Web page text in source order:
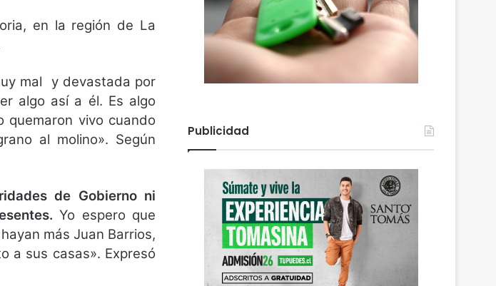
en la región de La
mal y devastada por
algo así a él. Es algo
quemaron vivo cuando
al molino». Según
de Gobierno ni
Yo espero que
más Juan Barrios,
a sus casas». Expresó
Publicidad